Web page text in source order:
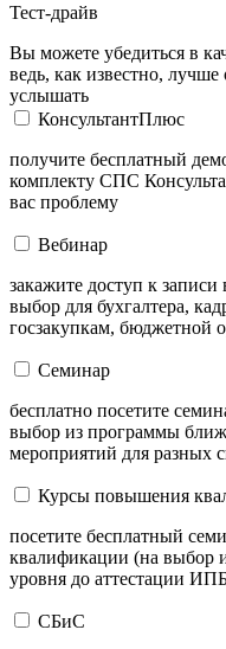
Тест-драйв
Вы можете убедиться в
ведь, как известно,
услышать
КонсультантПлюс
получите бесплатный
комплекту СПС
вас проблему
Вебинар
закажите доступ к
выбор для бухгалтера,
госзакупкам, бюджетной
Семинар
бесплатно посетите
выбор из программы
мероприятий для разных
Курсы повышения
посетите бесплатный
квалификации (на выбор
уровня до аттестации
СБиС